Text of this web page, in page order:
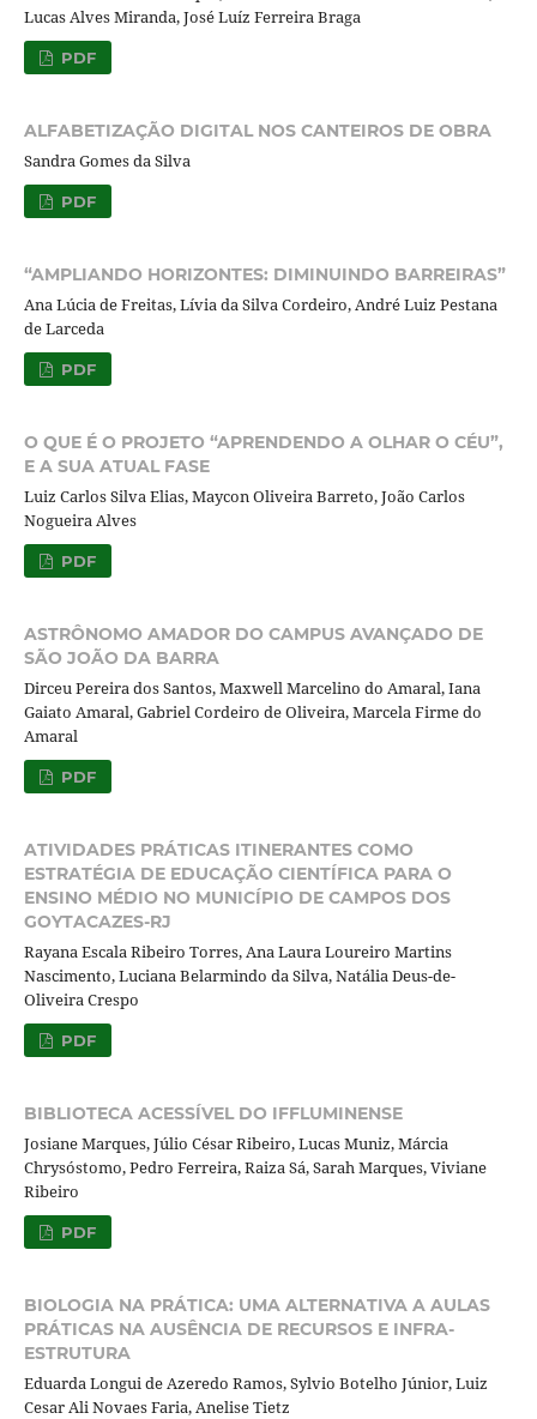
Lucas Alves Miranda, José Luíz Ferreira Braga
PDF
ALFABETIZAÇÃO DIGITAL NOS CANTEIROS DE OBRA
Sandra Gomes da Silva
PDF
“AMPLIANDO HORIZONTES: DIMINUINDO BARREIRAS”
Ana Lúcia de Freitas, Lívia da Silva Cordeiro, André Luiz Pestana
de Larceda
PDF
O QUE É O PROJETO “APRENDENDO A OLHAR O CÉU”,
E A SUA ATUAL FASE
Luiz Carlos Silva Elias, Maycon Oliveira Barreto, João Carlos
Nogueira Alves
PDF
ASTRÔNOMO AMADOR DO CAMPUS AVANÇADO DE
SÃO JOÃO DA BARRA
Dirceu Pereira dos Santos, Maxwell Marcelino do Amaral, Iana
Gaiato Amaral, Gabriel Cordeiro de Oliveira, Marcela Firme do
Amaral
PDF
ATIVIDADES PRÁTICAS ITINERANTES COMO
ESTRATÉGIA DE EDUCAÇÃO CIENTÍFICA PARA O
ENSINO MÉDIO NO MUNICÍPIO DE CAMPOS DOS
GOYTACAZES-RJ
Rayana Escala Ribeiro Torres, Ana Laura Loureiro Martins
Nascimento, Luciana Belarmindo da Silva, Natália Deus-de-
Oliveira Crespo
PDF
BIBLIOTECA ACESSÍVEL DO IFFLUMINENSE
Josiane Marques, Júlio César Ribeiro, Lucas Muniz, Márcia
Chrysóstomo, Pedro Ferreira, Raiza Sá, Sarah Marques, Viviane
Ribeiro
PDF
BIOLOGIA NA PRÁTICA: UMA ALTERNATIVA A AULAS
PRÁTICAS NA AUSÊNCIA DE RECURSOS E INFRA-
ESTRUTURA
Eduarda Longui de Azeredo Ramos, Sylvio Botelho Júnior, Luiz
Cesar Ali Novaes Faria, Anelise Tietz